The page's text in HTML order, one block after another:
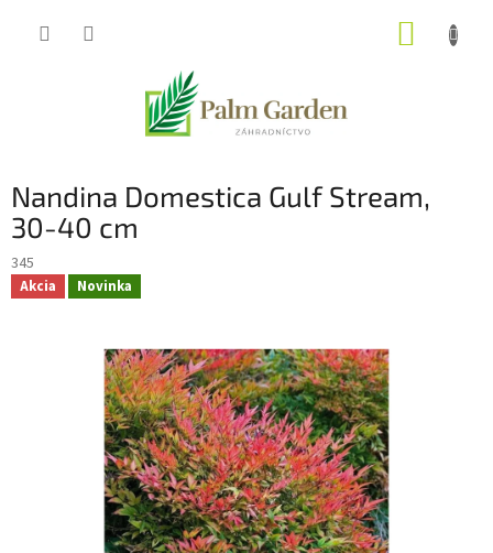
Nandina Domestica Gulf Stream,
30-40 cm
345
Akcia Novinka